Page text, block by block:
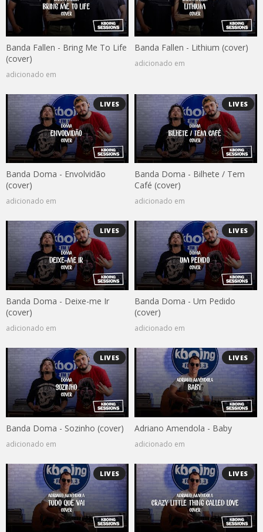
Banda Fallen - Bring Me To Life
(cover)
adicionado em
Banda Fallen - Lithium (cover)
adicionado em
LIVES
Banda Doma - Envolvidão
(cover)
adicionado em
LIVES
Banda Doma - Bilhete / Tem
Café (cover)
adicionado em
LIVES
Banda Doma - Deixe-me Ir
(cover)
adicionado em
LIVES
Banda Doma - Um Pedido
(cover)
adicionado em
LIVES
Banda Doma - Sozinho (cover)
adicionado em
LIVES
Adriano Amendola - Baby
adicionado em
LIVES LIVES